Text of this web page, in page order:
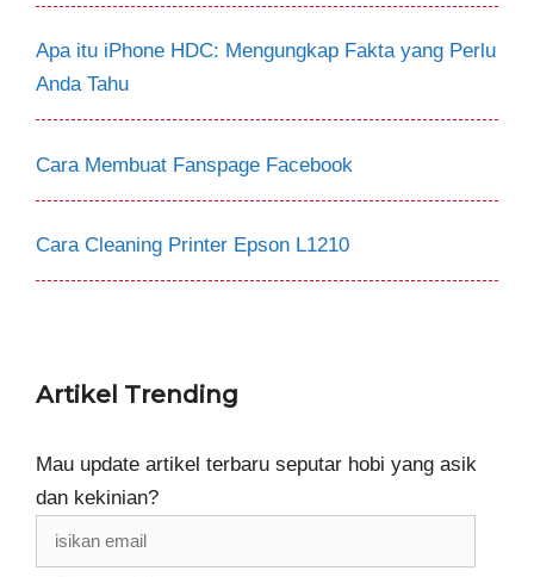
Apa itu iPhone HDC: Mengungkap Fakta yang Perlu
Anda Tahu
Cara Membuat Fanspage Facebook
Cara Cleaning Printer Epson L1210
Artikel Trending
Mau update artikel terbaru seputar hobi yang asik
dan kekinian?
isikan
email